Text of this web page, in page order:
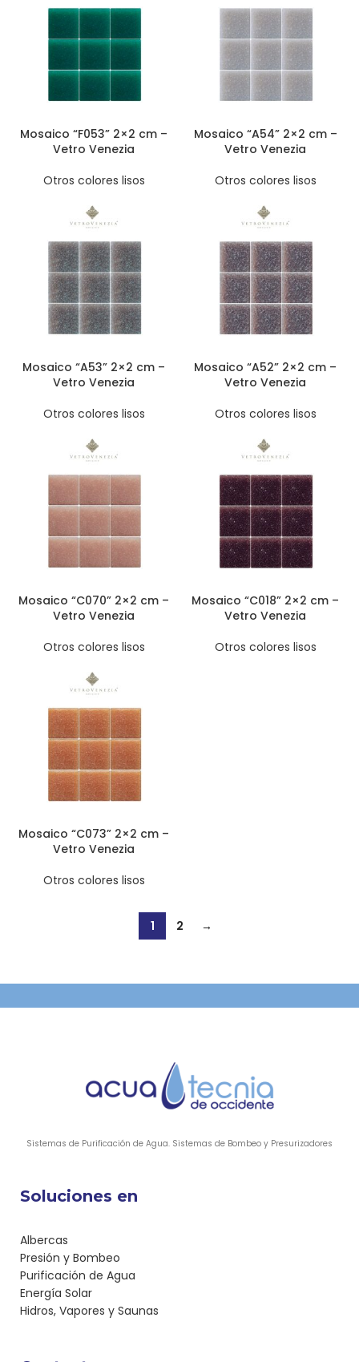
Mosaico “F053” 2×2 cm –
Vetro Venezia
Otros colores lisos
Mosaico “A54” 2×2 cm –
Vetro Venezia
Otros colores lisos
Mosaico “A53” 2×2 cm –
Vetro Venezia
Otros colores lisos
Mosaico “A52” 2×2 cm –
Vetro Venezia
Otros colores lisos
Mosaico “C070” 2×2 cm –
Vetro Venezia
Otros colores lisos
Mosaico “C018” 2×2 cm –
Vetro Venezia
Otros colores lisos
Mosaico “C073” 2×2 cm –
Vetro Venezia
Otros colores lisos
1 2 →
Sistemas de Purificación de Agua. Sistemas de Bombeo y Presurizadores
Soluciones en
Albercas
Presión y Bombeo
Purificación de Agua
Energía Solar
Hidros, Vapores y Saunas